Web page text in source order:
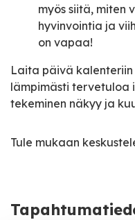
myös siitä, miten
hyvinvointia ja
on vapaa!
Laita päivä
lämpimästi tervetuloa
tekeminen näkyy ja
Tule mukaan